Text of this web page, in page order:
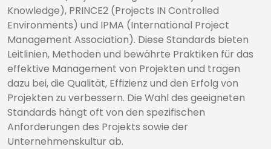
Knowledge), PRINCE2 (Projects IN Controlled
Environments) und IPMA (International Project
Management Association). Diese Standards bieten
Leitlinien, Methoden und bewährte Praktiken für das
effektive Management von Projekten und tragen
dazu bei, die Qualität, Effizienz und den Erfolg von
Projekten zu verbessern. Die Wahl des geeigneten
Standards hängt oft von den spezifischen
Anforderungen des Projekts sowie der
Unternehmenskultur ab.